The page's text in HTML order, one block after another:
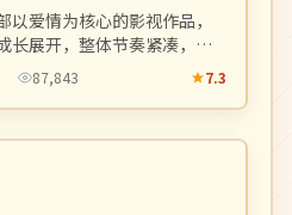
爱情为核心的影视作品，
长展开，整体节奏紧凑，值
87,843 7.3